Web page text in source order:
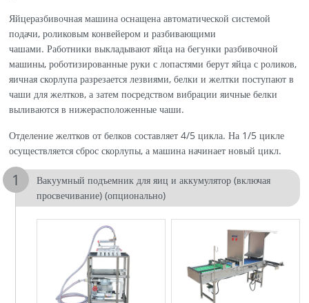
Яйцеразбивочная машина оснащена автоматической системой
подачи, роликовым конвейером и разбивающими
чашами. Работники выкладывают яйца на бегунки разбивочной
машины, роботизированные руки с лопастями берут яйца с роликов,
яичная скорлупа разрезается лезвиями, белки и желтки поступают в
чаши для желтков, а затем посредством вибрации яичные белки
выливаются в нижерасположенные чаши.
Отделение желтков от белков составляет 4/5 цикла. На 1/5 цикле
осуществляется сброс скорлупы, а машина начинает новый цикл.
Вакуумный подъемник для яиц и аккумулятор (включая
просвечивание) (опционально)